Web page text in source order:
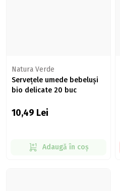
Natura Verde
Servețele umede bebeluși
bio delicate 20 buc
10,49 Lei
Adaugă în coș